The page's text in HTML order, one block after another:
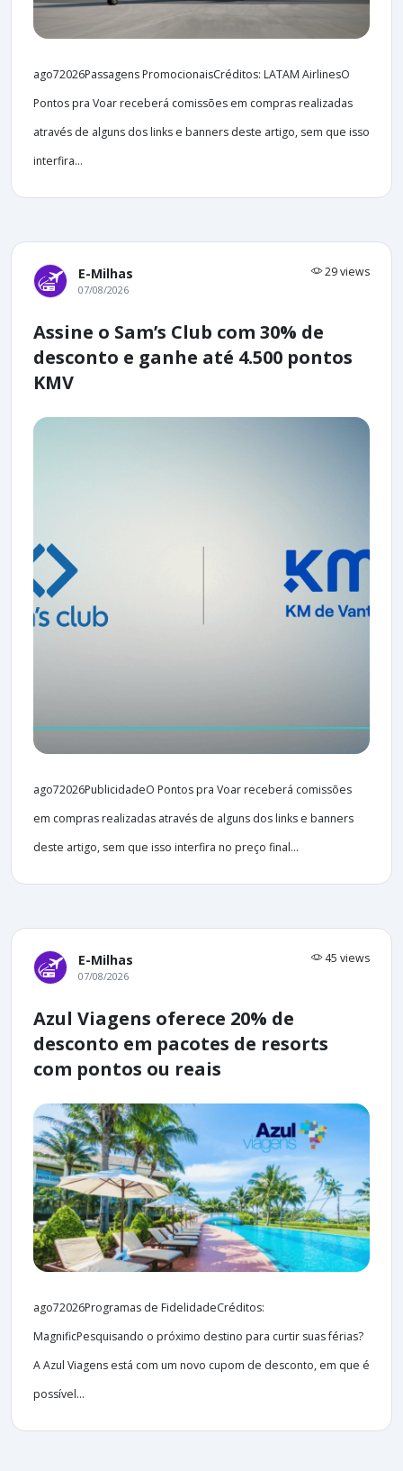
ago72026Passagens PromocionaisCréditos: LATAM AirlinesO
Pontos pra Voar receberá comissões em compras realizadas
através de alguns dos links e banners deste artigo, sem que isso
interfira...
E-Milhas 29 views
07/08/2026
Assine o Sam’s Club com 30% de
desconto e ganhe até 4.500 pontos
KMV
ago72026PublicidadeO Pontos pra Voar receberá comissões
em compras realizadas através de alguns dos links e banners
deste artigo, sem que isso interfira no preço final...
E-Milhas 45 views
07/08/2026
Azul Viagens oferece 20% de
desconto em pacotes de resorts
com pontos ou reais
ago72026Programas de FidelidadeCréditos:
MagnificPesquisando o próximo destino para curtir suas férias?
A Azul Viagens está com um novo cupom de desconto, em que é
possível...